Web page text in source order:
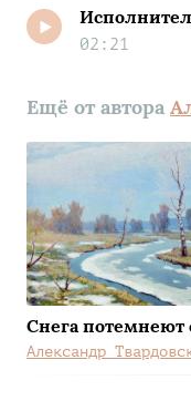
02:21
Ещё от автора
Снега потемнеют
Александр